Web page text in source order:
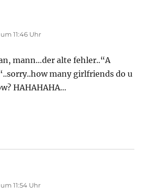
11:46 Uhr
mann…der alte fehler..“A
many girlfriends do u
HAHAHAHA…
11:54 Uhr